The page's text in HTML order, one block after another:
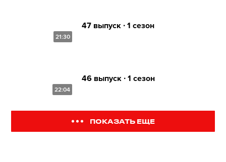
21:30
47 выпуск ∙ 1 сезон
22:04
46 выпуск ∙ 1 сезон
ПОКАЗАТЬ ЕЩЕ